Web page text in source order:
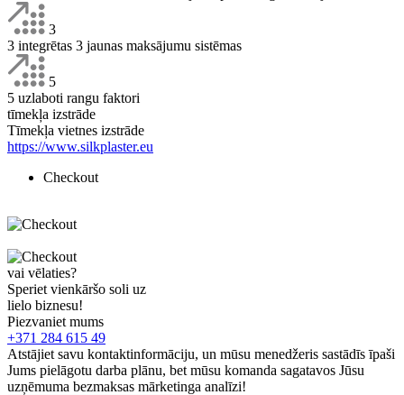
3
3 integrētas 3 jaunas maksājumu sistēmas
5
5 uzlaboti rangu faktori
tīmekļa izstrāde
Tīmekļa vietnes izstrāde
https://www.silkplaster.eu
Checkout
vai vēlaties?
Speriet vienkāršo soli uz
lielo biznesu!
Piezvaniet mums
+371 284 615 49
Atstājiet savu kontaktinformāciju, un mūsu menedžeris sastādīs īpaši
Jums pielāgotu darba plānu, bet mūsu komanda sagatavos Jūsu
uzņēmuma bezmaksas mārketinga analīzi!